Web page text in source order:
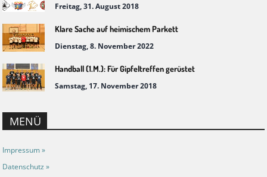
Freitag, 31. August 2018
Klare Sache auf heimischem Parkett
Dienstag, 8. November 2022
Handball (1.M.): Für Gipfeltreffen gerüstet
Samstag, 17. November 2018
MENÜ
Impressum »
Datenschutz »